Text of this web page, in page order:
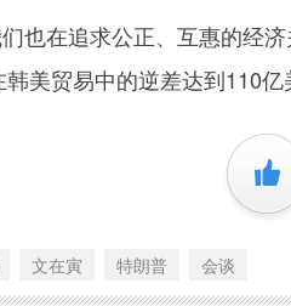
在追求公正、互惠的经济
美贸易中的逆差达到110亿
+1
文在寅 特朗普 会谈